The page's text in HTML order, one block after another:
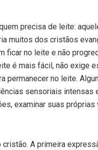
precisa de leite:
muitos dos cristãos
ficar no leite e não
é mais fácil, não exige
permanecer no leite.
sensoriais intensas
examinar suas
A primeira